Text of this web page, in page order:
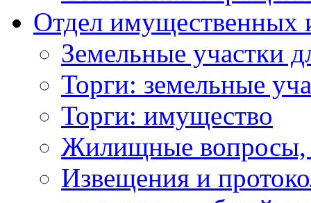
Отдел имущественных
Земельные участки
Торги: земельные
Торги: имущество
Жилищные вопросы,
Извещения и